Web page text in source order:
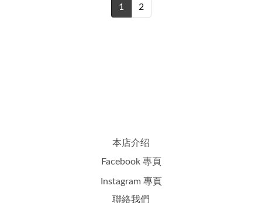
1 2
本店介绍
Facebook 專頁
Instagram 專頁
聯絡我們